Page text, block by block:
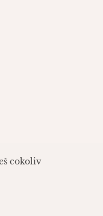
cokoliv